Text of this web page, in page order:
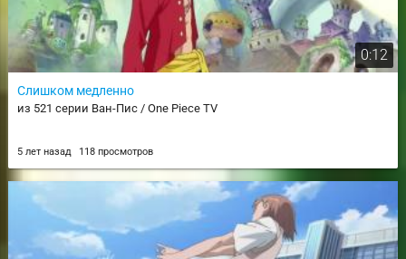
0:12
Слишком медленно
из 521 серии Ван-Пис / One Piece TV
5 лет назад 118 просмотров